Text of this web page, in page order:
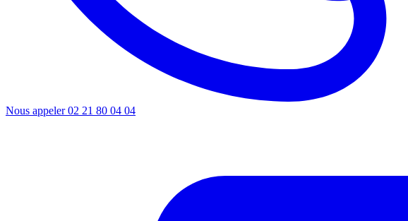
Nous appeler 02 21 80 04 04